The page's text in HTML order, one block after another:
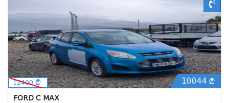
12400 10044
FORD C MAX